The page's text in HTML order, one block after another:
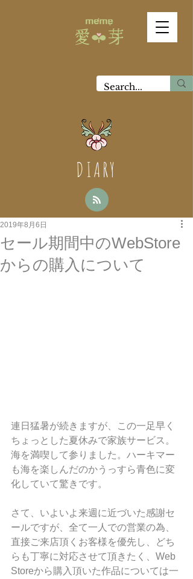
DIARY
セール期間中のWebStore
からの購入について
2019年8月6日
連日猛暑が続きますが、この一足早く
ちょっとした夏休みで家族サービス。
海を満喫して参りました。ハーキマー
も海を楽しんだのかうっすら青色に変
化していて驚きです。
さて、いよいよ来週に近づいた感謝セ
ールですが、全て一人での営業の為、
直接ご来店頂くお客様を優先し、どち
らも丁寧に対応させて頂きたく、Web
Storeから購入頂いた作品については一